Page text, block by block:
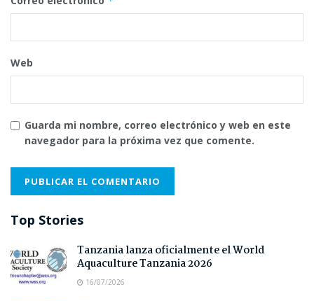
Web
Guarda mi nombre, correo electrónico y web en este
navegador para la próxima vez que comente.
Top Stories
Tanzania lanza oficialmente el World
Aquaculture Tanzania 2026
16/07/2026